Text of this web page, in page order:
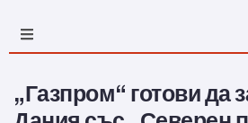
„Газпром“ готови да